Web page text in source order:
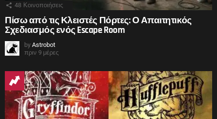
48 Κοινοποιήσεις
Πίσω από τις Κλειστές Πόρτες: Ο Απαιτητικός
Σχεδιασμός ενός Escape Room
by Astrobot
πριν 9 μέρες